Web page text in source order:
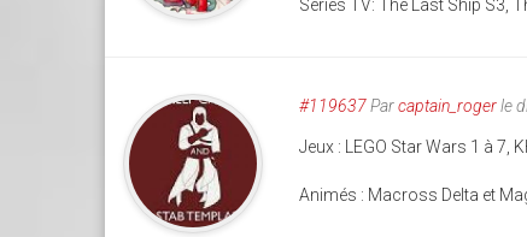
Séries TV: The Last Ship S3,
#119637Parcaptain_rogerle
Jeux : LEGO Star Wars 1 à 7,
Animés : Macross Delta et